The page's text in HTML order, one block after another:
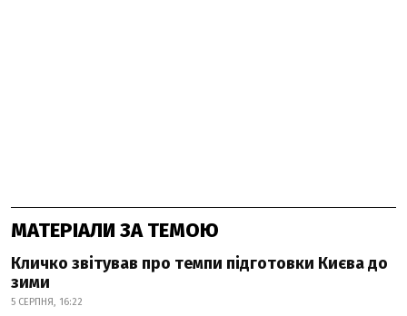
МАТЕРІАЛИ ЗА ТЕМОЮ
Кличко звітував про темпи підготовки Києва до
зими
5 СЕРПНЯ, 16:22